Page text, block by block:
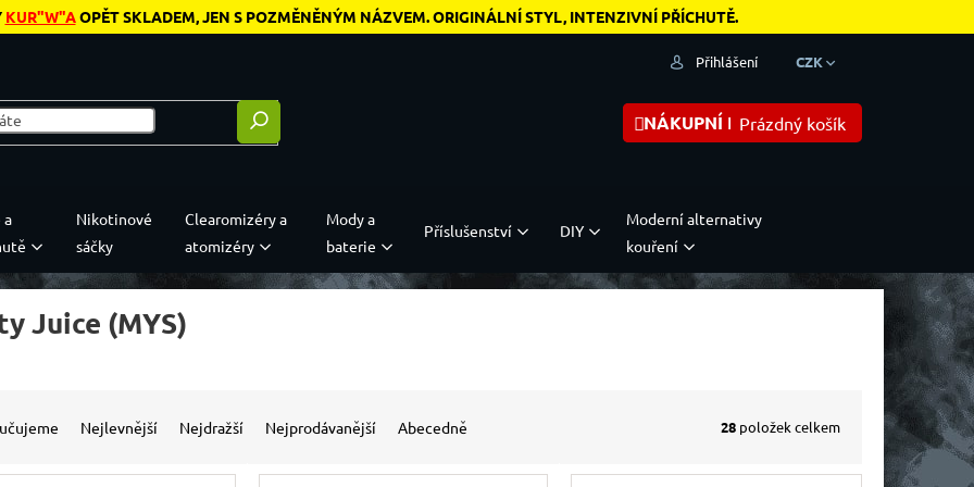
KUR"W"AOPĚT SKLADEM, JEN S POZMĚNĚNÝM NÁZVEM. ORIGINÁLNÍ STYL, INTENZIVNÍ PŘÍCHUTĚ.
CZK
Přihlášení
NÁKUPNÍ KOŠÍKPrázdný košík
a
Nikotinové
sáčky
Clearomizéry a
atomizéry
Mody a
baterie
Příslušenství DIY
Moderní alternativy
kouření
Juice (MYS)
Nejlevnější Nejdražší Nejprodávanější Abecedně 28 položek celkem